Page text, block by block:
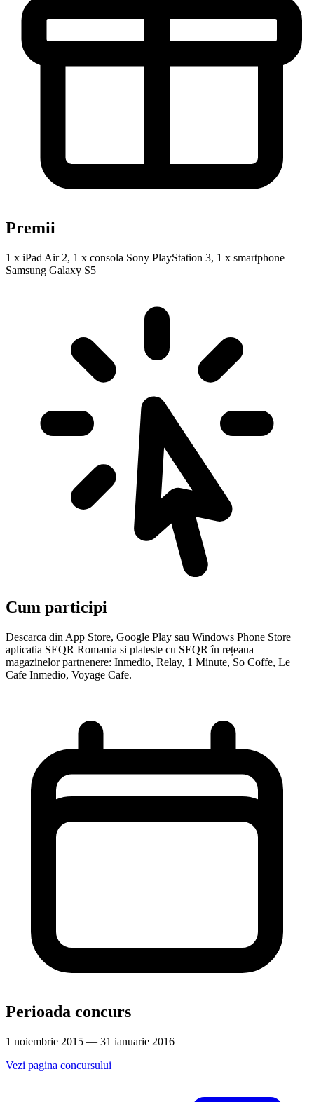
Premii
1 x iPad Air 2, 1 x consola Sony PlayStation 3, 1 x smartphone
Samsung Galaxy S5
Cum participi
Descarca din App Store, Google Play sau Windows Phone Store
aplicatia SEQR Romania si plateste cu SEQR în rețeaua
magazinelor partnenere: Inmedio, Relay, 1 Minute, So Coffe, Le
Cafe Inmedio, Voyage Cafe.
Perioada concurs
1 noiembrie 2015 — 31 ianuarie 2016
Vezi pagina concursului